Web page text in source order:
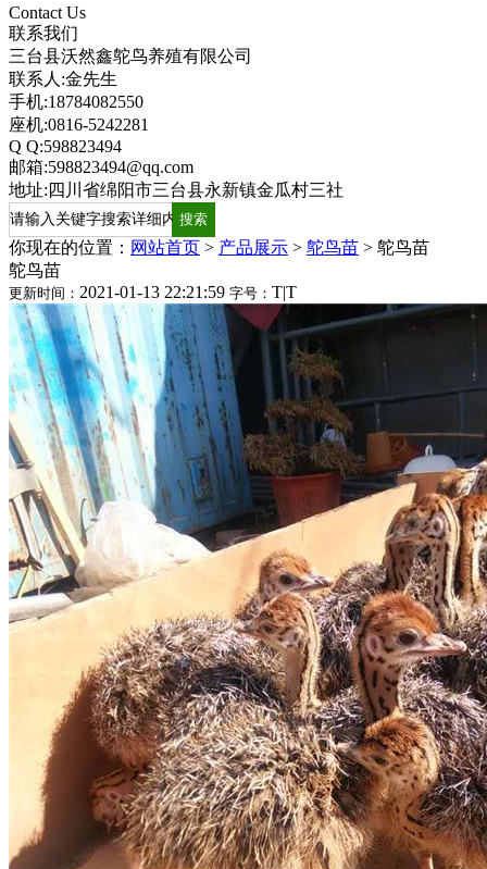
Contact Us
联系我们
三台县沃然鑫鸵鸟养殖有限公司
联系人:金先生
手机:18784082550
座机:0816-5242281
Q Q:598823494
邮箱:598823494@qq.com
地址:四川省绵阳市三台县永新镇金瓜村三社
你现在的位置： 网站首页 > 产品展示 > 鸵鸟苗 > 鸵鸟苗
鸵鸟苗
更新时间： 2021-01-13 22:21:59 字号： T|T